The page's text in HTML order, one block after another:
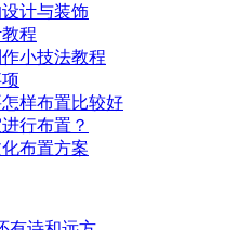
设计与装饰
程
作小技法教程
样布置比较好
行布置？
布置方案